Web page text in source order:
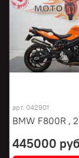
арт. 042901
BMW F800R ,
445000 руб